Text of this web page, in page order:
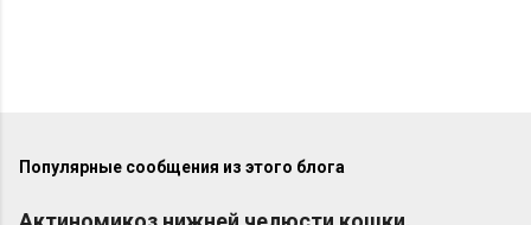
Популярные сообщения из этого блога